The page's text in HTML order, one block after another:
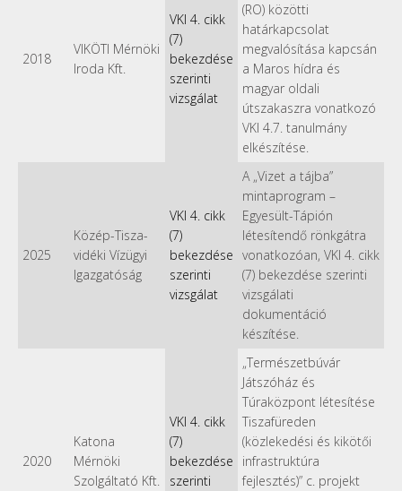
2018
VIKÖTI Mérnöki
Iroda Kft.
VKI 4. cikk
(7)
bekezdése
szerinti
vizsgálat
(RO) közötti
határkapcsolat
megvalósítása kapcsán
a Maros hídra és
magyar oldali
útszakaszra vonatkozó
VKI 4.7. tanulmány
elkészítése.
2025
Közép-Tisza-
vidéki Vízügyi
Igazgatóság
VKI 4. cikk
(7)
bekezdése
szerinti
vizsgálat
A „Vizet a tájba”
mintaprogram –
Egyesült-Tápión
létesítendő rönkgátra
vonatkozóan, VKI 4. cikk
(7) bekezdése szerinti
vizsgálati
dokumentáció
készítése.
2020
Katona
Mérnöki
Szolgáltató Kft.
VKI 4. cikk
(7)
bekezdése
szerinti
„Természetbúvár
Játszóház és
Túraközpont létesítése
Tiszafüreden
(közlekedési és kikötői
infrastruktúra
fejlesztés)” c. projekt